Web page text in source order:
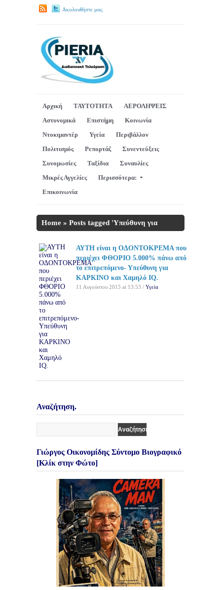
Ακολουθήστε μας.
Αρχική ΤΑΥΤΟΤΗΤΑ
ΑΕΡΟΛΗΨΕΙΣ
Αστυνομικά
Επιστήμη
Κοινωνία
Ντοκιμαντέρ
Υγεία
Περιβάλλον
Πολιτισμός
Ρεπορτάζ
Συνεντεύξεις
Συνομωσίες
Ταξίδια
Συναυλίες
Μικρές Αγγελίες
Περισσότερα:
Επικοινωνία
Home » Posts tagged 'Υπεύθυνη για
ΑΥΤΗ είναι η ΟΔΟΝΤΟΚΡΕΜΑ που
περιέχει ΦΘΟΡΙΟ 5.000% πάνω από
το επιτρεπόμενο- Υπεύθυνη για
ΚΑΡΚΙΝΟ και Χαμηλό IQ.
11 Αυγούστου 2015 at 13:53 / Υγεία
Αναζήτηση.
Γιώργος Οικονομίδης Σύντομο Βιογραφικό
[Κλίκ στην Φώτο]